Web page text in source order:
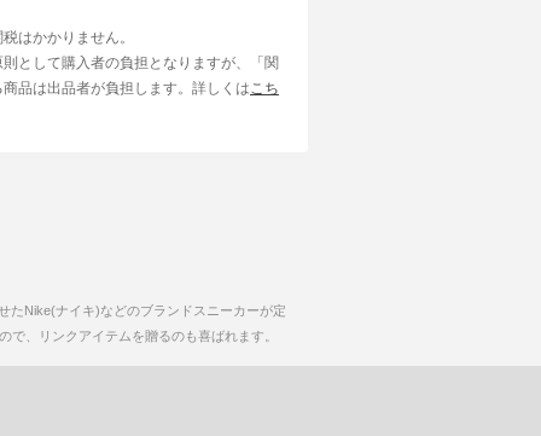
はかかりません。
として購入者の負担となりますが、「関
品は出品者が負担します。詳しくは こち
たNike(ナイキ)などのブランドスニーカーが定
、リンクアイテムを贈るのも喜ばれます。